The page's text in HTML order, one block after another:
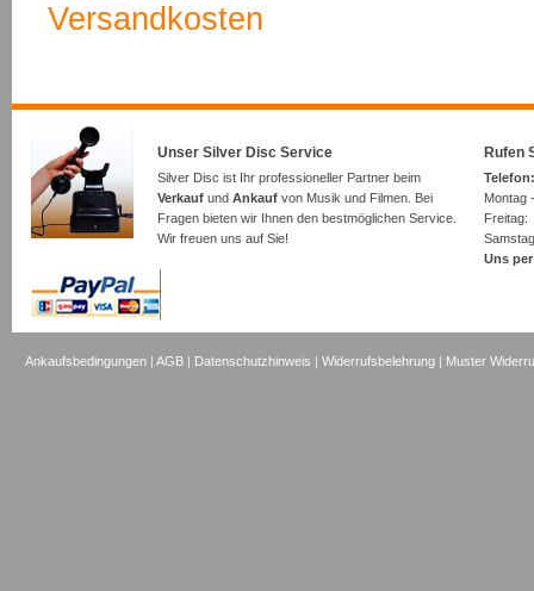
Versandkosten
Unser Silver Disc Service
Silver Disc ist Ihr professioneller Partner beim
Verkauf und Ankauf von Musik und Filmen. Bei
Fragen bieten wir Ihnen den bestmöglichen Service.
Wir freuen uns auf Sie!
Rufen
Montag
Uns
Ankaufsbedingungen |AGB | Datenschutzhinweis |Widerrufsbelehrung | Muster